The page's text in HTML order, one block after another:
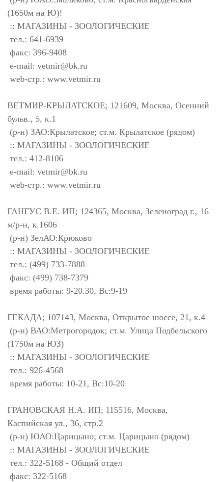
(1650м на Ю)!
:: МАГАЗИНЫ - ЗООЛОГИЧЕСКИЕ
тел.: 641-6939
факс: 396-9408
e-mail: vetmir@bk.ru
web-стр.: www.vetmir.ru
ВЕТМИР-КРЫЛАТСКОЕ; 121609, Москва, Осенний
бульв., 5, к.1
(р-н) ЗАО:Крылатское; ст.м. Крылатское (рядом)
:: МАГАЗИНЫ - ЗООЛОГИЧЕСКИЕ
тел.: 412-8106
e-mail: vetmir@bk.ru
web-стр.: www.vetmir.ru
ГАНГУС В.Е. ИП; 124365, Москва, Зеленоград г., 16
м/р-н, к.1606
(р-н) ЗелАО:Крюково
:: МАГАЗИНЫ - ЗООЛОГИЧЕСКИЕ
тел.: (499) 733-7888
факс: (499) 738-7379
время работы: 9-20.30, Вс:9-19
ГЕКАДА; 107143, Москва, Открытое шоссе, 21, к.4
(р-н) ВАО:Метрогородок; ст.м. Улица Подбельского
(1750м на ЮЗ)
:: МАГАЗИНЫ - ЗООЛОГИЧЕСКИЕ
тел.: 926-4568
время работы: 10-21, Вс:10-20
ГРАНОВСКАЯ Н.А. ИП; 115516, Москва,
Каспийская ул., 36, стр.2
(р-н) ЮАО:Царицыно; ст.м. Царицыно (рядом)
:: МАГАЗИНЫ - ЗООЛОГИЧЕСКИЕ
тел.: 322-5168 - Общий отдел
факс: 322-5168